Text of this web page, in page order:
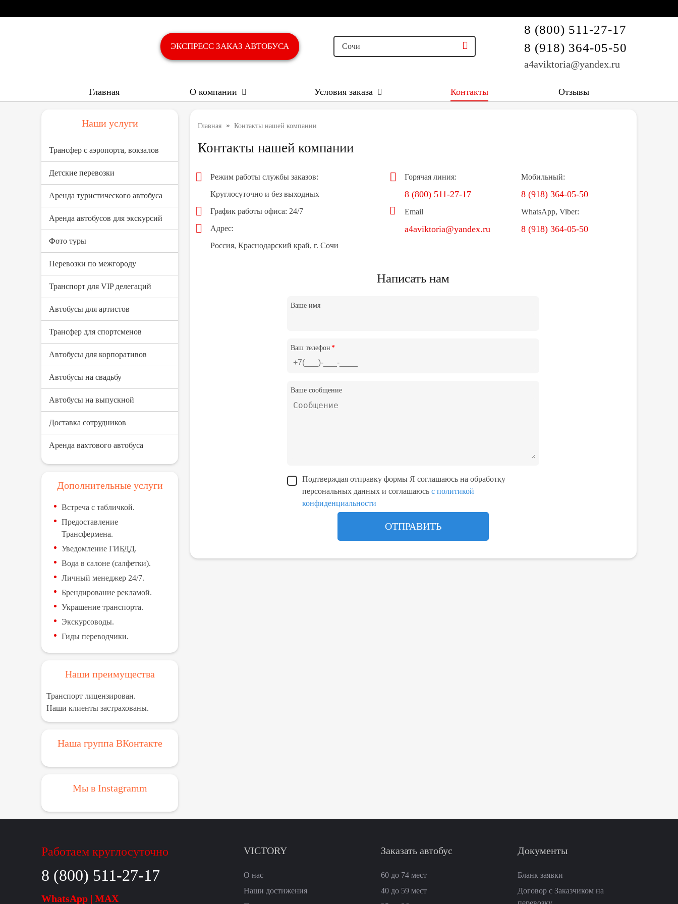
ЭКСПРЕСС ЗAКАЗ АВТОБУСА Сочи
8 (800) 511-27-17
8 (918) 364-05-50
a4aviktoria@yandex.ru
Главная О компании Условия заказа Контакты Отзывы
Главная » Контакты нашей компании
Контакты нашей компании
Режим работы службы заказов:
Круглосуточно и без выходных
График работы офиса: 24/7
Адрес:
Россия, Краснодарский край, г. Сочи
Горячая линия:
8 (800) 511-27-17
Email
a4aviktoria@yandex.ru
Мобильный:
8 (918) 364-05-50
WhatsApp, Viber:
8 (918) 364-05-50
Написать нам
Ваше имя
Ваш телефон *
Ваше сообщение
Подтверждая отправку формы Я соглашаюсь на обработку
персональных данных и соглашаюсь с политикой
конфиденциальности
Наши услуги
Трансфер с аэропорта, вокзалов
Детские перевозки
Аренда туристического автобуса
Аренда автобусов для экскурсий
Фото туры
Перевозки по межгороду
Транспорт для VIP делегаций
Автобусы для артистов
Трансфер для спортсменов
Автобусы для корпоративов
Автобусы на свадьбу
Автобусы на выпускной
Доставка сотрудников
Аренда вахтового автобуса
Дополнительные услуги
Встреча с табличкой.
Предоставление
Трансфермена.
Уведомление ГИБДД.
Вода в салоне (салфетки).
Личный менеджер 24/7.
Брендирование рекламой.
Украшение транспорта.
Экскурсоводы.
Гиды переводчики.
Наши преимущества
Транспорт лицензирован.
Наши клиенты застрахованы.
Наша группа ВКонтакте
Мы в Instagramm
Работаем круглосуточно
8 (800) 511-27-17
WhatsApp | MAX
VICTORY
О нас
Наши достижения
Заказать автобус
60 до 74 мест
40 до 59 мест
Документы
Бланк заявки
Договор с Заказчиком на